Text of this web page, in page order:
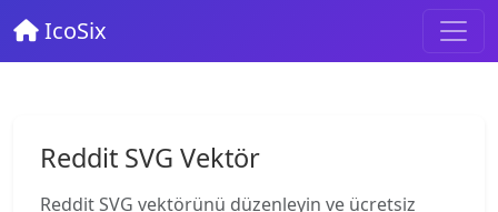
IcoSix
Reddit SVG Vektör
Reddit SVG vektörünü düzenleyin ve ücretsiz